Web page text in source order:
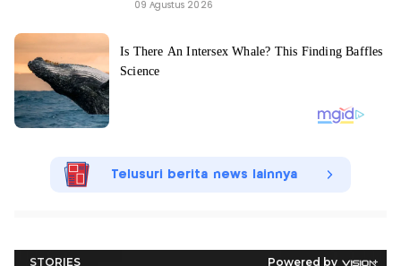
09 Agustus 2026
Telusuri berita news lainnya